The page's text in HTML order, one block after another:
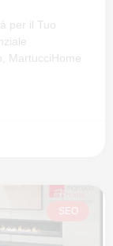
per il Tuo
MartucciHome
SEO